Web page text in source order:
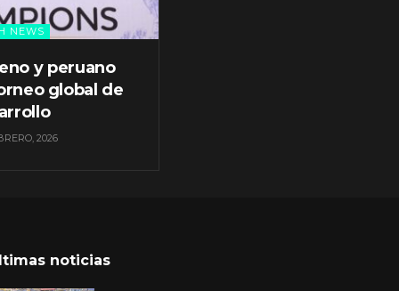
NEWS
y peruano
global de
2026
noticias